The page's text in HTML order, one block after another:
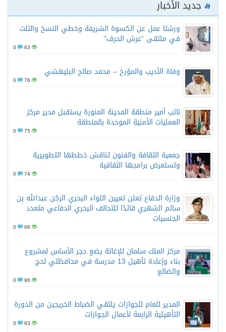
جديد الأخبار
ورشتا عمل عن الكسوة الشريفة وخطي النسخ والثلث
في ملتقى “عرش الحرف”
63
وفاة الأديب والمؤرخ – محمد صالح البليهشي
76
نائب أمير منطقة المدينة المنورة يستقبل مدير مركز
العمليات الأمنية الموحدة بالمنطقة
75
جمعية الثقافة والفنون تناقش خططها التطويرية
وتستعرض برامجها الثقافية
74
وزارة الدفاع تعلن تعيين اللواء البحري الركن عبدالله بن
سالم الشهري قائدًا للتحالف البحري الدفاعي متعدد
الجنسيات
88
مركز الملك سلمان للإغاثة يضع حجر الأساس لمشروع
بناء وإعادة تأهيل 13 مدرسة في محافظتي لحج
والضالع
96
المدير للعام للجوازات يلتقي الضباط الخريجين من الدورة
التأهيلية الرابعة لأعمال الجوازات
83